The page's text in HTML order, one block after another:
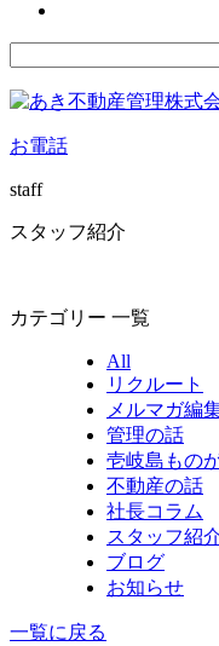
お電話
staff
スタッフ紹介
カテゴリー 一覧
All
リクルート
メルマガ編
管理の話
壱岐島もの
不動産の話
社長コラム
スタッフ紹
ブログ
お知らせ
一覧に戻る